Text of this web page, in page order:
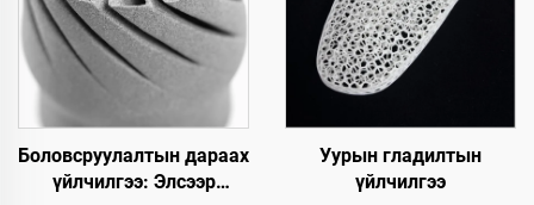
Боловсруулалтын дараах
үйлчилгээ: Элсээр
Уурын гладилтын
үйлчилгээ